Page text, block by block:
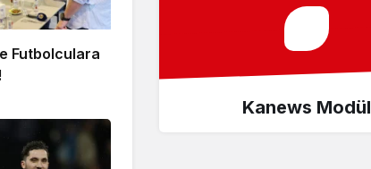
Futbolculara
Kanews Modül